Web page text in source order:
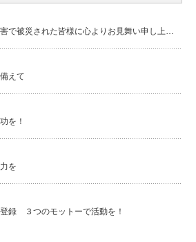
で被災された皆様に心よりお見舞い申し上…
えて
を！
を
録 ３つのモットーで活動を！